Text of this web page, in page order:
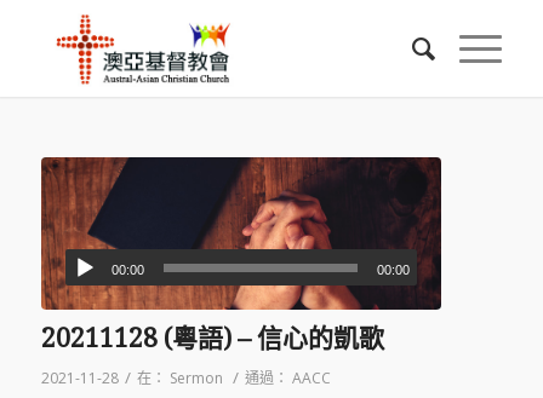
00:00 00:00
20211128 (粵語) – 信心的凱歌
2021-11-28 / 在： Sermon / 通過： AACC